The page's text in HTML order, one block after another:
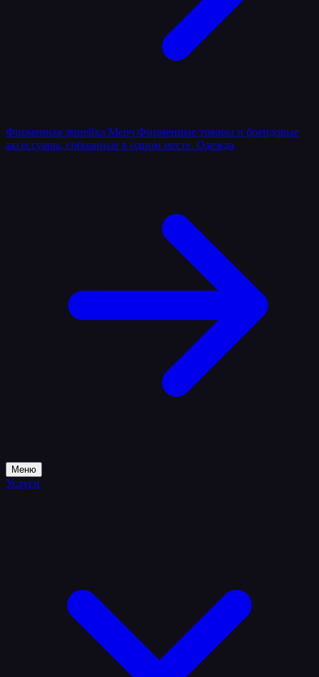
Фирменная линейка Мерч Фирменные товары и брендовые
аксессуары, собранные в одном месте. Одежда
Меню
Услуги